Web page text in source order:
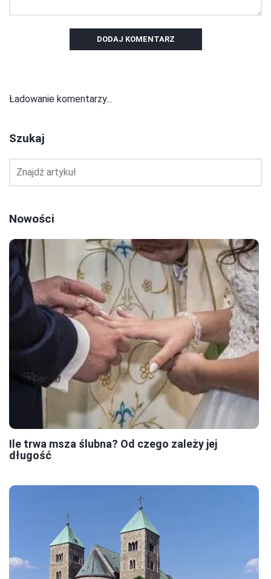
DODAJ KOMENTARZ
Ładowanie komentarzy...
Szukaj
Nowości
Ile trwa msza ślubna? Od czego zależy jej
długość